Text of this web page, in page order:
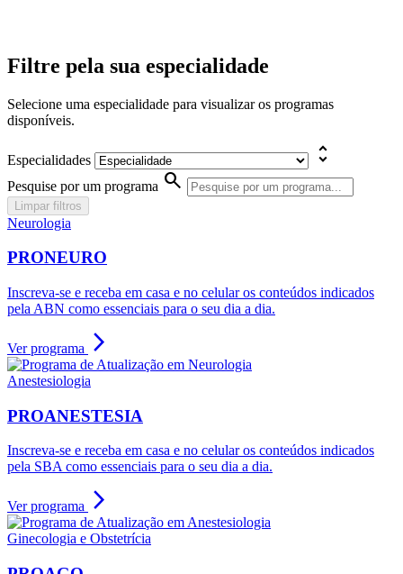
Filtre pela sua especialidade
Selecione uma especialidade para visualizar os programas
disponíveis.
Especialidades unfold_more
Pesquise por um programa search
Limpar filtros
Neurologia
PRONEURO
Inscreva-se e receba em casa e no celular os conteúdos indicados
pela ABN como essenciais para o seu dia a dia.
Ver programa arrow_forward_ios
Anestesiologia
PROANESTESIA
Inscreva-se e receba em casa e no celular os conteúdos indicados
pela SBA como essenciais para o seu dia a dia.
Ver programa arrow_forward_ios
Ginecologia e Obstetrícia